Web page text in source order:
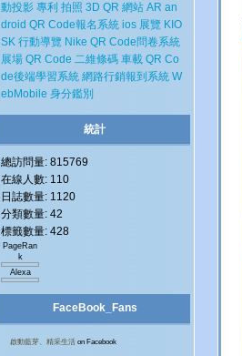
動投影 專利 拍照 3D QR 網站 AR an
droid QR Code報名系統 ios 展覽 KIO
SK 行動導覽 Nike QR Code問卷系統
展場 QR Code 二維條碼 車載 QR Co
de後端學習系統 網路行銷報到系統 W
ebMobile 身分鑑別
統計
總訪問量: 815769
在線人數: 110
日誌數量: 1120
分類數量: 42
標籤數量: 428
PageRan
k
Alexa
FaceBook_Fans
啟動藍芽、精采生活 on Facebook